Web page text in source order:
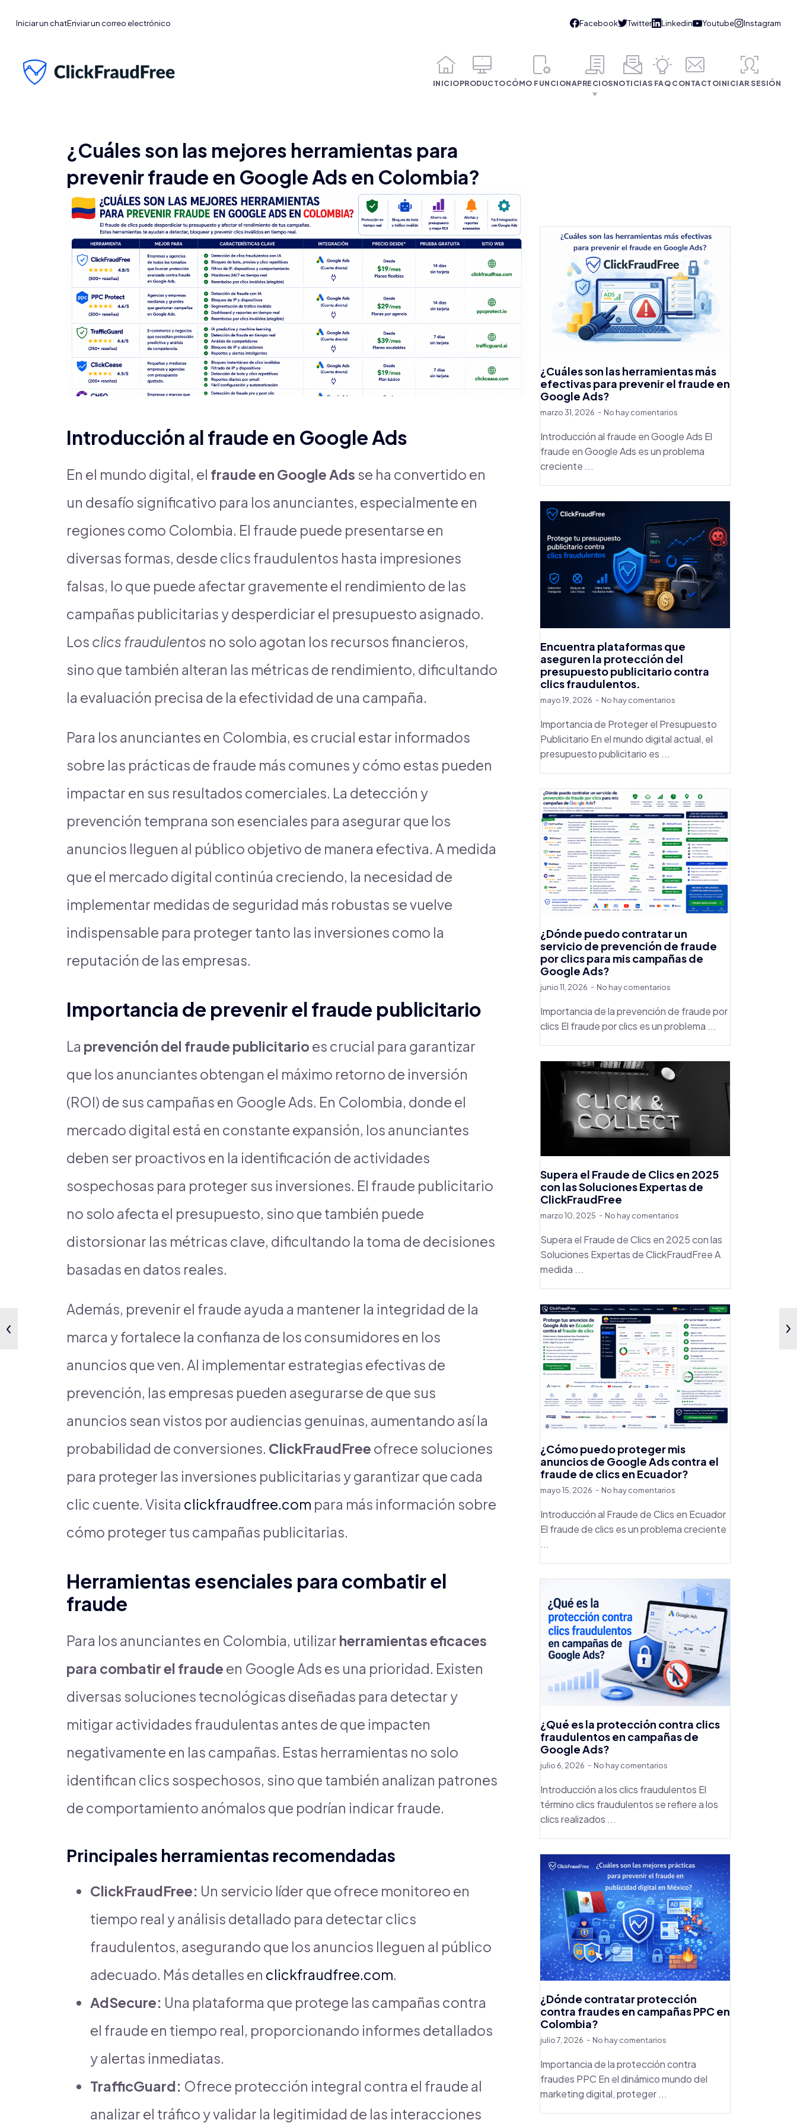
Iniciar un chatEnviar un correo electrónico
INICIOPRODUCTOCÓMO FUNCIONAPRECIOSNOTICIAS FAQ CONTACTOINICIAR SESIÓN
¿Cuáles son las mejores herramientas para
prevenir fraude en Google Ads en Colombia?
Introducción al fraude en Google Ads
En el mundo digital, el fraude en Google Ads se ha convertido en
un desafío significativo para los anunciantes, especialmente en
regiones como Colombia. El fraude puede presentarse en
diversas formas, desde clics fraudulentos hasta impresiones
falsas, lo que puede afectar gravemente el rendimiento de las
campañas publicitarias y desperdiciar el presupuesto asignado.
Los clics fraudulentos no solo agotan los recursos financieros,
sino que también alteran las métricas de rendimiento, dificultando
la evaluación precisa de la efectividad de una campaña.
Para los anunciantes en Colombia, es crucial estar informados
sobre las prácticas de fraude más comunes y cómo estas pueden
impactar en sus resultados comerciales. La detección y
prevención temprana son esenciales para asegurar que los
anuncios lleguen al público objetivo de manera efectiva. A medida
que el mercado digital continúa creciendo, la necesidad de
implementar medidas de seguridad más robustas se vuelve
indispensable para proteger tanto las inversiones como la
reputación de las empresas.
Importancia de prevenir el fraude publicitario
La prevención del fraude publicitario es crucial para garantizar
que los anunciantes obtengan el máximo retorno de inversión
(ROI) de sus campañas en Google Ads. En Colombia, donde el
mercado digital está en constante expansión, los anunciantes
deben ser proactivos en la identificación de actividades
sospechosas para proteger sus inversiones. El fraude publicitario
no solo afecta el presupuesto, sino que también puede
distorsionar las métricas clave, dificultando la toma de decisiones
basadas en datos reales.
Además, prevenir el fraude ayuda a mantener la integridad de la
marca y fortalece la confianza de los consumidores en los
anuncios que ven. Al implementar estrategias efectivas de
prevención, las empresas pueden asegurarse de que sus
anuncios sean vistos por audiencias genuinas, aumentando así la
probabilidad de conversiones. ClickFraudFree ofrece soluciones
para proteger las inversiones publicitarias y garantizar que cada
clic cuente. Visita clickfraudfree.com para más información sobre
cómo proteger tus campañas publicitarias.
Herramientas esenciales para combatir el
fraude
Para los anunciantes en Colombia, utilizar herramientas eficaces
para combatir el fraude en Google Ads es una prioridad. Existen
diversas soluciones tecnológicas diseñadas para detectar y
mitigar actividades fraudulentas antes de que impacten
negativamente en las campañas. Estas herramientas no solo
identifican clics sospechosos, sino que también analizan patrones
de comportamiento anómalos que podrían indicar fraude.
Principales herramientas recomendadas
ClickFraudFree: Un servicio líder que ofrece monitoreo en
tiempo real y análisis detallado para detectar clics
fraudulentos, asegurando que los anuncios lleguen al público
adecuado. Más detalles en clickfraudfree.com.
AdSecure: Una plataforma que protege las campañas contra
el fraude en tiempo real, proporcionando informes detallados
y alertas inmediatas.
TrafficGuard: Ofrece protección integral contra el fraude al
analizar el tráfico y validar la legitimidad de las interacciones
¿Cuáles son las herramientas más
efectivas para prevenir el fraude en
Google Ads?
marzo 31, 2026 No hay comentarios
Introducción al fraude en Google Ads El
fraude en Google Ads es un problema
creciente ...
Encuentra plataformas que
aseguren la protección del
presupuesto publicitario contra
clics fraudulentos.
mayo 19, 2026 No hay comentarios
Importancia de Proteger el Presupuesto
Publicitario En el mundo digital actual, el
presupuesto publicitario es ...
¿Dónde puedo contratar un
servicio de prevención de fraude
por clics para mis campañas de
Google Ads?
junio 11, 2026 No hay comentarios
Importancia de la prevención de fraude por
clics El fraude por clics es un problema ...
Supera el Fraude de Clics en 2025
con las Soluciones Expertas de
ClickFraudFree
marzo 10, 2025 No hay comentarios
Supera el Fraude de Clics en 2025 con las
Soluciones Expertas de ClickFraudFree A
medida ...
¿Cómo puedo proteger mis
anuncios de Google Ads contra el
fraude de clics en Ecuador?
mayo 15, 2026 No hay comentarios
Introducción al Fraude de Clics en Ecuador
El fraude de clics es un problema creciente
...
¿Qué es la protección contra clics
fraudulentos en campañas de
Google Ads?
julio 6, 2026 No hay comentarios
Introducción a los clics fraudulentos El
término clics fraudulentos se refiere a los
clics realizados ...
¿Dónde contratar protección
contra fraudes en campañas PPC en
Colombia?
julio 7, 2026 No hay comentarios
Importancia de la protección contra
fraudes PPC En el dinámico mundo del
marketing digital, proteger ...